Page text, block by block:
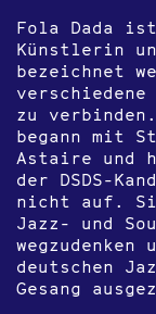
Fola Dada
Künstlerin
bezeichnet
verschiedene
zu
begann mit
Astaire und
der DSDS-
nicht auf.
Jazz- und
wegzudenken
deutschen
Gesang